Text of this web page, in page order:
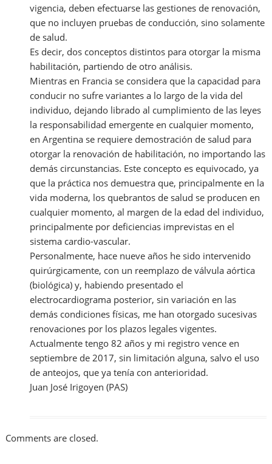
vigencia, deben efectuarse las gestiones de renovación,
que no incluyen pruebas de conducción, sino solamente
de salud.
Es decir, dos conceptos distintos para otorgar la misma
habilitación, partiendo de otro análisis.
Mientras en Francia se considera que la capacidad para
conducir no sufre variantes a lo largo de la vida del
individuo, dejando librado al cumplimiento de las leyes
la responsabilidad emergente en cualquier momento,
en Argentina se requiere demostración de salud para
otorgar la renovación de habilitación, no importando las
demás circunstancias. Este concepto es equivocado, ya
que la práctica nos demuestra que, principalmente en la
vida moderna, los quebrantos de salud se producen en
cualquier momento, al margen de la edad del individuo,
principalmente por deficiencias imprevistas en el
sistema cardio-vascular.
Personalmente, hace nueve años he sido intervenido
quirúrgicamente, con un reemplazo de válvula aórtica
(biológica) y, habiendo presentado el
electrocardiograma posterior, sin variación en las
demás condiciones físicas, me han otorgado sucesivas
renovaciones por los plazos legales vigentes.
Actualmente tengo 82 años y mi registro vence en
septiembre de 2017, sin limitación alguna, salvo el uso
de anteojos, que ya tenía con anterioridad.
Juan José Irigoyen (PAS)
Comments are closed.